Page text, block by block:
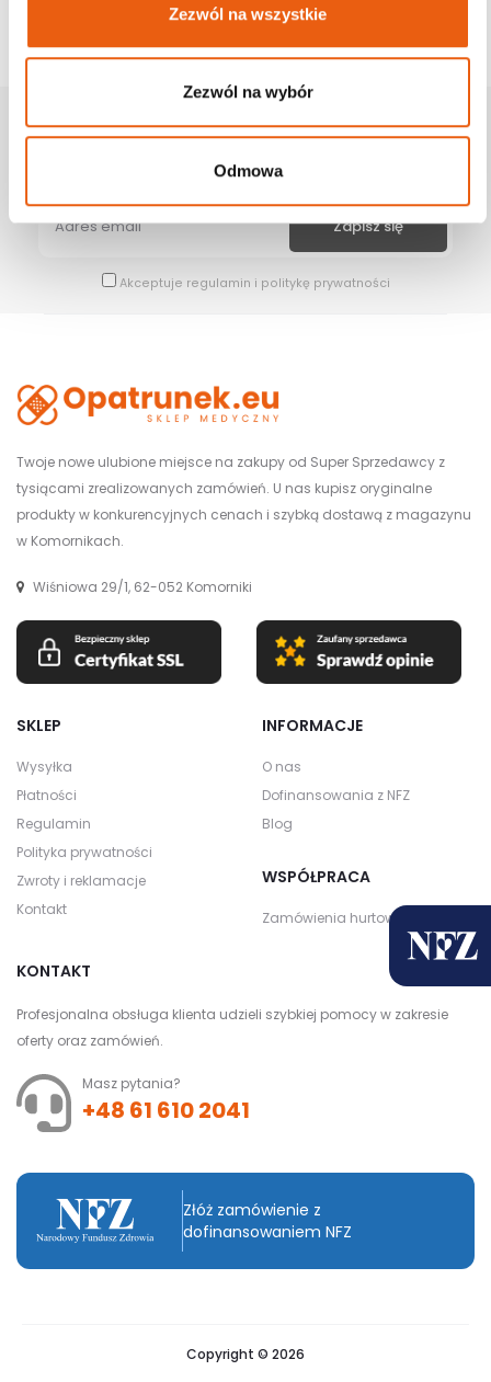
Zezwól na wszystkie
Zezwól na wybór
Odmowa
Zapisz Się Na Newsletter
Bądź na bieżąco z naszymi wszystkimi nowościami i promocjami.
Akceptuje regulamin i politykę prywatności
Twoje nowe ulubione miejsce na zakupy od Super Sprzedawcy z
tysiącami zrealizowanych zamówień. U nas kupisz oryginalne
produkty w konkurencyjnych cenach i szybką dostawą z magazynu
w Komornikach.
Wiśniowa 29/1, 62-052 Komorniki
SKLEP
Wysyłka
Płatności
Regulamin
Polityka prywatności
Zwroty i reklamacje
Kontakt
INFORMACJE
O nas
Dofinansowania z NFZ
Blog
WSPÓŁPRACA
Zamówienia hurtowe
KONTAKT
Profesjonalna obsługa klienta udzieli szybkiej pomocy w zakresie
oferty oraz zamówień.
Masz pytania?
+48 61 610 2041
Złóż zamówienie z
dofinansowaniem NFZ
Copyright © 2026